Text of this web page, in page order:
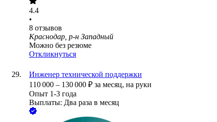
4.4
•
8 отзывов
Краснодар, р-н Западный
Можно без резюме
Откликнуться
Инженер технической поддержки
110 000 – 130 000 ₽ за месяц, на руки
Опыт 1-3 года
Выплаты: Два раза в месяц